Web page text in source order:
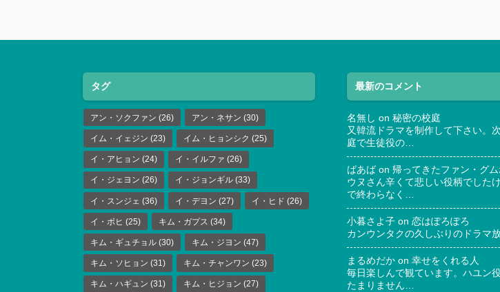
タグ
アン・ソクファン (26) アン・ネサン (30)
イム・イェジン (23) イム・ヒョンシク (25)
イ・アヒョン (24) イ・イルファ (26)
イ・ジェヨン (26) イ・ジョンギル (33)
イ・スンジェ (36) イ・デヨン (27) イ・ヒド (26)
イ・ボヒ (25) キム・ガプス (34)
キム・ギュチョル (30) キム・ジヨン (47)
キム・ソヒョン (31) キム・チャンワン (23)
キム・ハギュン (31) キム・ヒジョン (27)
最新のコメント
名無し on 秘密の校庭
又韓流ドラマを制作して下さい。
庭で生徒役の…
ばあば on 帰ってきたファン・グム
ウヌさん辛くて悲しい役柄でした
で終わらなく…
小暮さよ子 on 恋はぽろぽろ
カンウンタクの久しぶりのドラマ
まるめだか on 幸せをくれる人
毎日楽しんで観ています。ハユン
たまりません…